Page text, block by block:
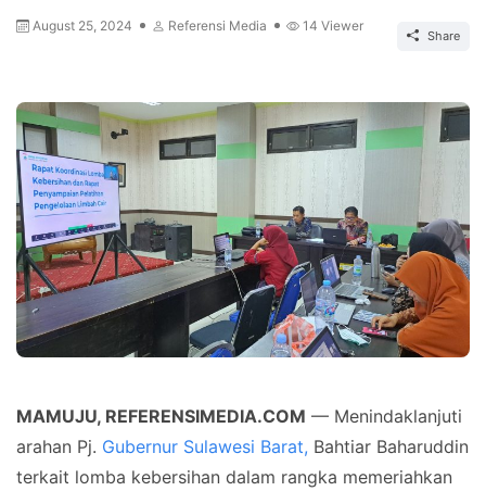
August 25, 2024 Referensi Media 14 Viewer
Share
MAMUJU, REFERENSIMEDIA.COM — Menindaklanjuti
arahan Pj. Gubernur Sulawesi Barat, Bahtiar Baharuddin
terkait lomba kebersihan dalam rangka memeriahkan